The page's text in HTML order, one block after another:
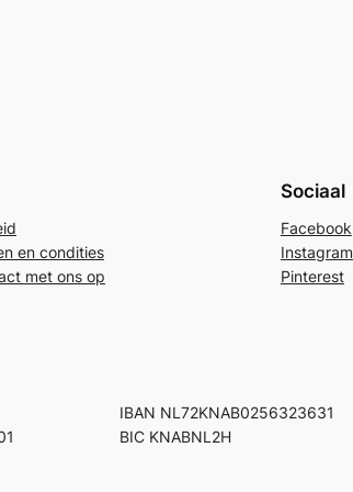
en condities
met ons op
Sociaal
Facebook
Instagram
Pinterest
IBAN NL72KNAB0256323631
BIC KNABNL2H